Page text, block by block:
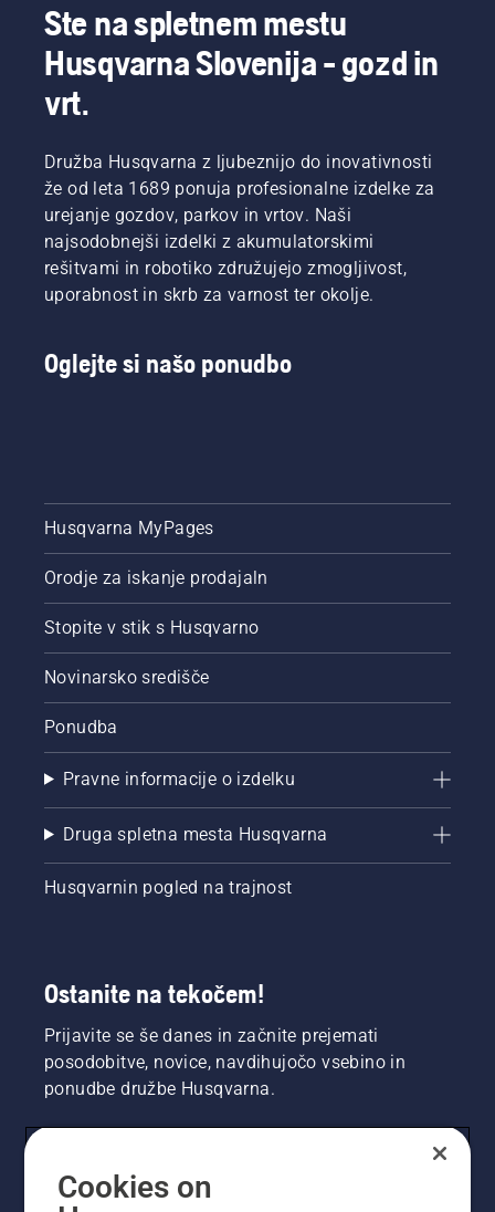
Ste na spletnem mestu
Husqvarna Slovenija - gozd in
vrt.
Družba Husqvarna z ljubeznijo do inovativnosti
že od leta 1689 ponuja profesionalne izdelke za
urejanje gozdov, parkov in vrtov. Naši
najsodobnejši izdelki z akumulatorskimi
rešitvami in robotiko združujejo zmogljivost,
uporabnost in skrb za varnost ter okolje.
Oglejte si našo ponudbo
Husqvarna MyPages
Orodje za iskanje prodajaln
Stopite v stik s Husqvarno
Novinarsko središče
Ponudba
Pravne informacije o izdelku
Druga spletna mesta Husqvarna
Husqvarnin pogled na trajnost
Ostanite na tekočem!
Prijavite se še danes in začnite prejemati
posodobitve, novice, navdihujočo vsebino in
ponudbe družbe Husqvarna.
Cookies on